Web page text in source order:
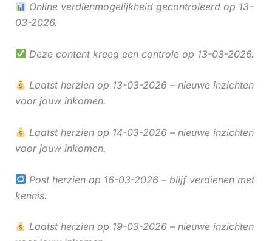
Online verdienmogelijkheid gecontroleerd op 13-
03-2026.
Deze content kreeg een controle op 13-03-2026.
Laatst herzien op 13-03-2026 – nieuwe inzichten
voor jouw inkomen.
Laatst herzien op 14-03-2026 – nieuwe inzichten
voor jouw inkomen.
Post herzien op 16-03-2026 – blijf verdienen met
kennis.
Laatst herzien op 19-03-2026 – nieuwe inzichten